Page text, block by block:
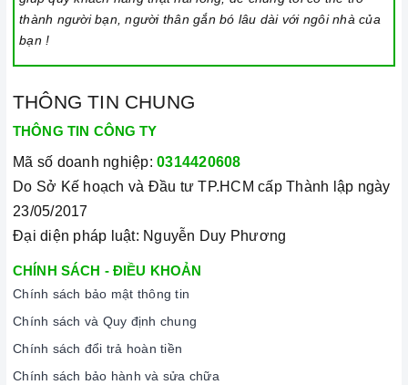
Cam kết hàng chính hãng:Chúng tôi cam kết cung cấp sản
phẩm chính hãng 100%, có nguồn gốc, xuất xứ và chứng từ
rõ ràng.
Chế độ hỗ trợ bảo hành linh hoạt:
nghiệp, đảm bảo rằng quý khách sẽ có trải nghiệm tuyệt vời
và không gặp bất kỳ khó khăn nào trong quá trình sử dụng
sản phẩm.
Vận chuyển lắp đặt nhanh chóng:
nhân viên và kỹ thuật viên chuyên nghiệp, tận tâm sẽ đồng
hành cùng quý khách trong quá trình mua sắm và sử dụng
sản phẩm.
thành người bạn, người thân gắn bó lâu dài với ngôi nhà của
bạn !
THÔNG TIN CHUNG
THÔNG TIN CÔNG TY
Mã số doanh nghiệp: 0314420608
Do Sở Kế hoạch và Đầu tư TP.HCM cấp Thành lập ngày
23/05/2017
Đại diện pháp luật: Nguyễn Duy Phương
CHÍNH SÁCH - ĐIỀU KHOẢN
Chính sách bảo mật thông tin
Chính sách và Quy định chung
Chính sách đổi trả hoàn tiền
Chính sách bảo hành và sửa chữa